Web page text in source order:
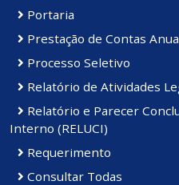
Portaria
Prestação de Contas
Processo Seletivo
Relatório de Atividades
Relatório e Parecer
Interno (RELUCI)
Requerimento
Consultar Todas